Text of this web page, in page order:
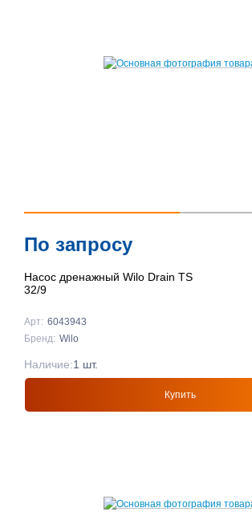
По запросу
Насос дренажный Wilo Drain TS
32/9
Арт: 6043943
Бренд: Wilo
Купить
Наличие:1 шт.